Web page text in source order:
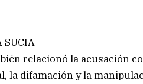
SUCIA
relacionó la acusación
la difamación y la